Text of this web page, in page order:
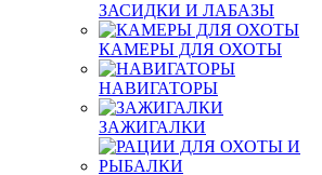
ЗАСИДКИ И ЛАБАЗЫ
КАМЕРЫ ДЛЯ ОХОТЫ
НАВИГАТОРЫ
ЗАЖИГАЛКИ